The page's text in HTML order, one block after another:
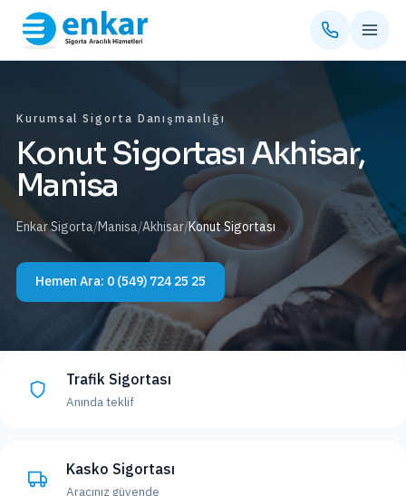
Kurumsal Sigorta Danışmanlığı
Konut Sigortası Akhisar,
Manisa
Enkar Sigorta/Manisa/Akhisar/Konut Sigortası
Hemen Ara: 0 (549) 724 25 25
Trafik Sigortası
Anında teklif
Kasko Sigortası
Aracınız güvende